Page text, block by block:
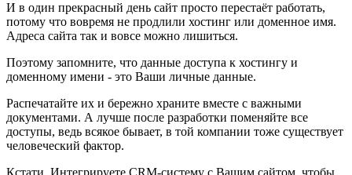
И в один прекрасный день сайт просто перестаёт работать,
потому что вовремя не продлили хостинг или доменное имя.
Адреса сайта так и вовсе можно лишиться.
Поэтому запомните, что данные доступа к хостингу и
доменному имени - это Ваши личные данные.
Распечатайте их и бережно храните вместе с важными
документами. А лучше после разработки поменяйте все
доступы, ведь всякое бывает, в той компании тоже существует
человеческий фактор.